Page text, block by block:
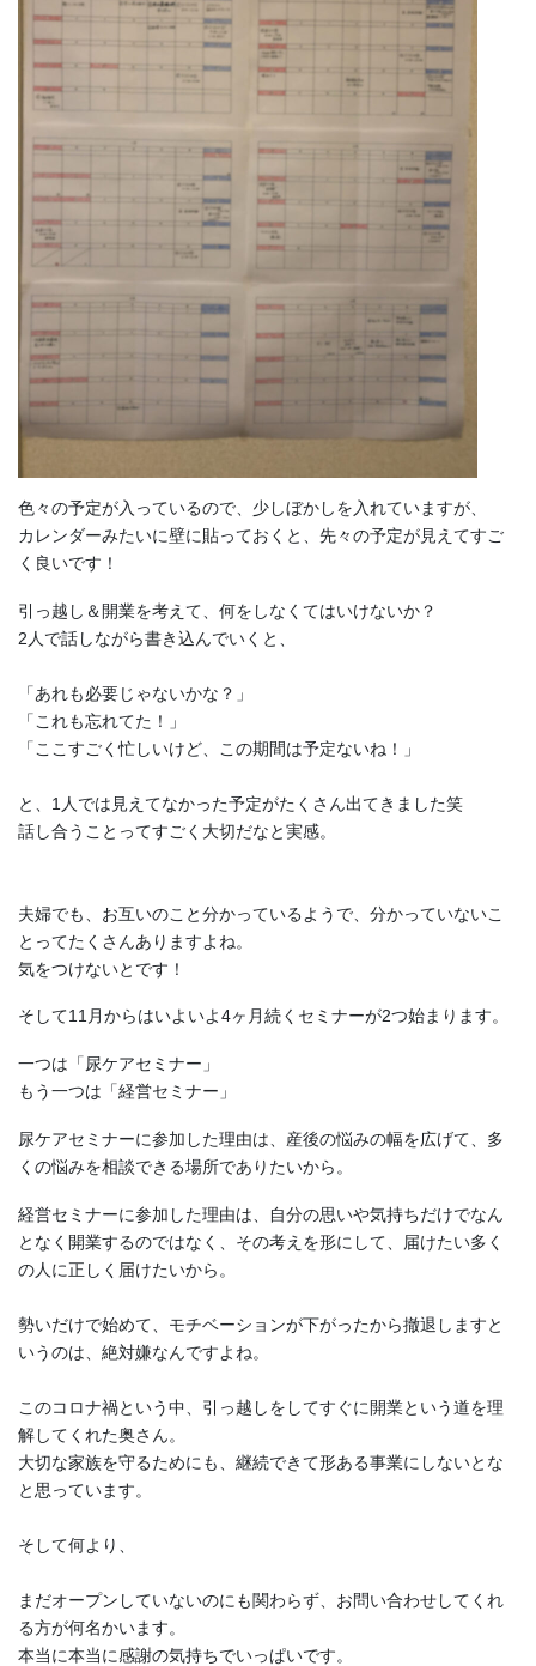
色々の予定が入っているので、少しぼかしを入れていますが、
カレンダーみたいに壁に貼っておくと、先々の予定が見えてすご
く良いです！
引っ越し＆開業を考えて、何をしなくてはいけないか？
2人で話しながら書き込んでいくと、
「あれも必要じゃないかな？」
「これも忘れてた！」
「ここすごく忙しいけど、この期間は予定ないね！」
と、1人では見えてなかった予定がたくさん出てきました笑
話し合うことってすごく大切だなと実感。
夫婦でも、お互いのこと分かっているようで、分かっていないこ
とってたくさんありますよね。
気をつけないとです！
そして11月からはいよいよ4ヶ月続くセミナーが2つ始まります。
一つは「尿ケアセミナー」
もう一つは「経営セミナー」
尿ケアセミナーに参加した理由は、産後の悩みの幅を広げて、多
くの悩みを相談できる場所でありたいから。
経営セミナーに参加した理由は、自分の思いや気持ちだけでなん
となく開業するのではなく、その考えを形にして、届けたい多く
の人に正しく届けたいから。
勢いだけで始めて、モチベーションが下がったから撤退しますと
いうのは、絶対嫌なんですよね。
このコロナ禍という中、引っ越しをしてすぐに開業という道を理
解してくれた奥さん。
大切な家族を守るためにも、継続できて形ある事業にしないとな
と思っています。
そして何より、
まだオープンしていないのにも関わらず、お問い合わせしてくれ
る方が何名かいます。
本当に本当に感謝の気持ちでいっぱいです。